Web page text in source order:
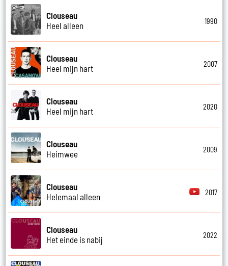
Clouseau
Heel alleen
1990
Clouseau
Heel mijn hart
2007
Clouseau
Heel mijn hart
2020
Clouseau
Heimwee
2009
Clouseau
Helemaal alleen
2017
Clouseau
Het einde is nabij
2022